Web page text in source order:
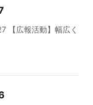
広報活動】幅広く